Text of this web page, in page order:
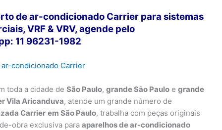
de ar-condicionado Carrier para sistemas
VRF & VRV, agende pelo
11 96231-1982
toda a cidade de São Paulo, grande São Paulo e grande
Vila Aricanduva, atende um grande número de
Carrier em São Paulo, trabalha com peças originais
obra exclusiva para aparelhos de ar-condicionado